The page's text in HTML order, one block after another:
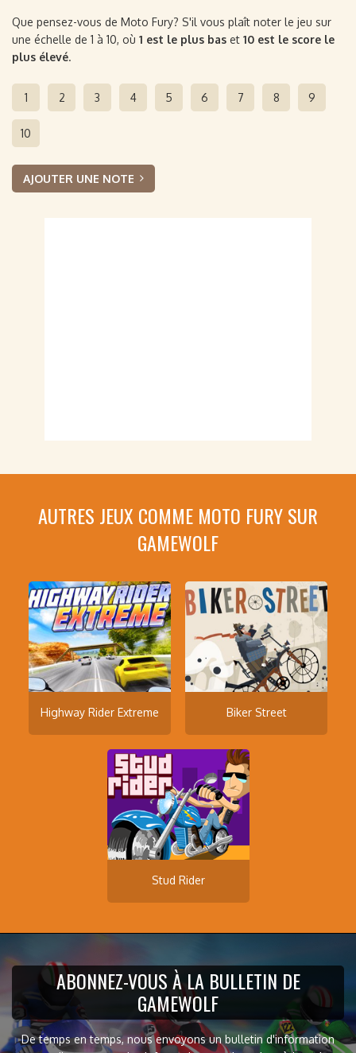
Que pensez-vous de Moto Fury? S'il vous plaît noter le jeu sur
une échelle de 1 à 10, où 1 est le plus bas et 10 est le score le
plus élevé.
1 2 3 4 5 6 7 8 9
10
AJOUTER UNE NOTE
AUTRES JEUX COMME MOTO FURY SUR
GAMEWOLF
Highway Rider Extreme Biker Street
Stud Rider
ABONNEZ-VOUS À LA BULLETIN DE
GAMEWOLF
De temps en temps, nous envoyons un bulletin d'information